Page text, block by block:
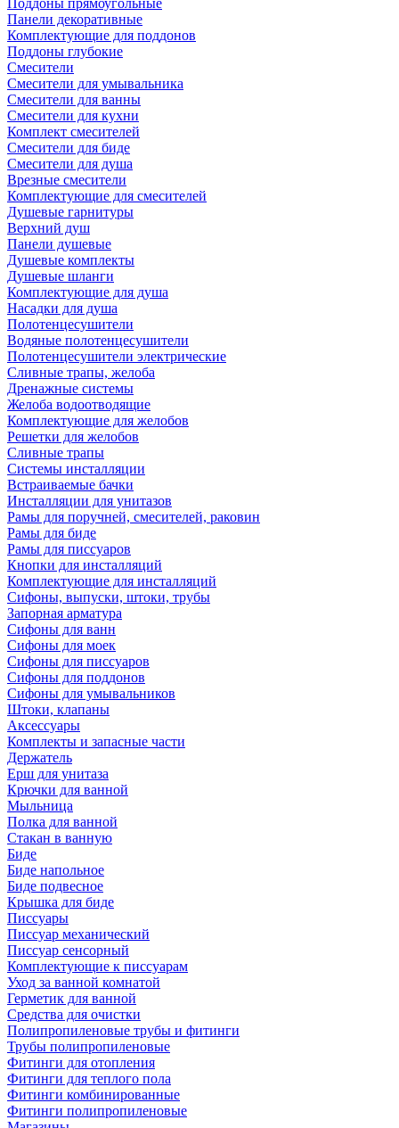
Поддоны прямоугольные
Панели декоративные
Комплектующие для поддонов
Поддоны глубокие
Смесители
Смесители для умывальника
Смесители для ванны
Смесители для кухни
Комплект смесителей
Смесители для биде
Смесители для душа
Врезные смесители
Комплектующие для смесителей
Душевые гарнитуры
Верхний душ
Панели душевые
Душевые комплекты
Душевые шланги
Комплектующие для душа
Насадки для душа
Полотенцесушители
Водяные полотенцесушители
Полотенцесушители электрические
Сливные трапы, желоба
Дренажные системы
Желоба водоотводящие
Комплектующие для желобов
Решетки для желобов
Сливные трапы
Системы инсталляции
Встраиваемые бачки
Инсталляции для унитазов
Рамы для поручней, смесителей, раковин
Рамы для биде
Рамы для писсуаров
Кнопки для инсталляций
Комплектующие для инсталляций
Сифоны, выпуски, штоки, трубы
Запорная арматура
Сифоны для ванн
Сифоны для моек
Сифоны для писсуаров
Сифоны для поддонов
Сифоны для умывальников
Штоки, клапаны
Аксессуары
Комплекты и запасные части
Держатель
Ерш для унитаза
Крючки для ванной
Мыльница
Полка для ванной
Стакан в ванную
Биде
Биде напольное
Биде подвесное
Крышка для биде
Писсуары
Писсуар механический
Писсуар сенсорный
Комплектующие к писсуарам
Уход за ванной комнатой
Герметик для ванной
Средства для очистки
Полипропиленовые трубы и фитинги
Трубы полипропиленовые
Фитинги для отопления
Фитинги для теплого пола
Фитинги комбинированные
Фитинги полипропиленовые